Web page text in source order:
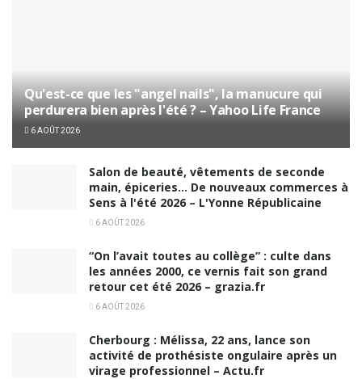
Qu'est-ce que les "angel nails", la manucure qui
perdurera bien après l'été ? – Yahoo Life France
6 AOÛT 2026
Salon de beauté, vêtements de seconde
main, épiceries… De nouveaux commerces à
Sens à l'été 2026 – L'Yonne Républicaine
6 AOÛT 2026
“On l’avait toutes au collège” : culte dans
les années 2000, ce vernis fait son grand
retour cet été 2026 – grazia.fr
6 AOÛT 2026
Cherbourg : Mélissa, 22 ans, lance son
activité de prothésiste ongulaire après un
virage professionnel – Actu.fr